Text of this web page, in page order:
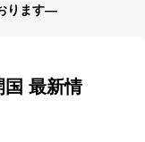
ります—
国 最新情